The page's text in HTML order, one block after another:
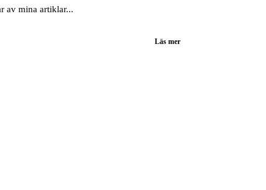
av mina artiklar...
Läs mer